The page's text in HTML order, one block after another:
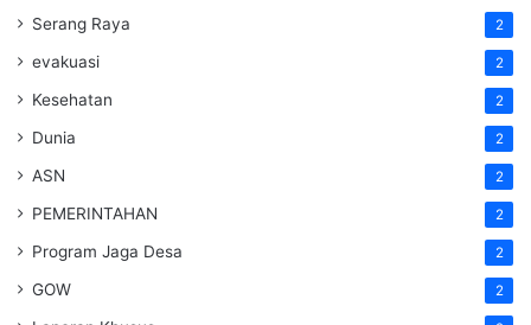
Serang Raya 2
evakuasi 2
Kesehatan 2
Dunia 2
ASN 2
PEMERINTAHAN 2
Program Jaga Desa 2
GOW 2